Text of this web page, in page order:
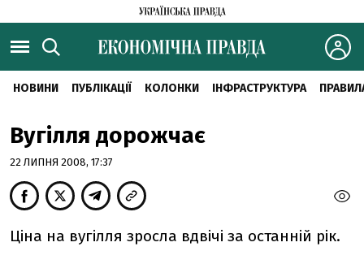
НОВИНИ ПУБЛІКАЦІЇ КОЛОНКИ ІНФРАСТРУКТУРА
Вугілля дорожчає
22 ЛИПНЯ 2008, 17:37
Ціна на вугілля зросла вдвічі за останній рік.